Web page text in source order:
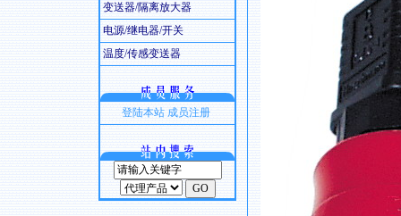
变送器/隔离放大器
电源/继电器/开关
温度/传感变送器
登陆本站 成员注册